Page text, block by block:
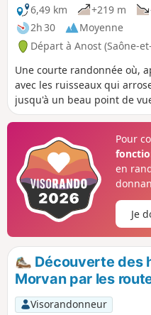
6,49 km
+219 m
2h 30
Moyenne
Départ à Anost (Saône-
Une courte randonnée où,
avec les ruisseaux qui
jusqu'à un beau point de
Notre-Dame de l'Aillant.
Pour
en
Je
Découverte des
Morvan par les
Visorandonneur